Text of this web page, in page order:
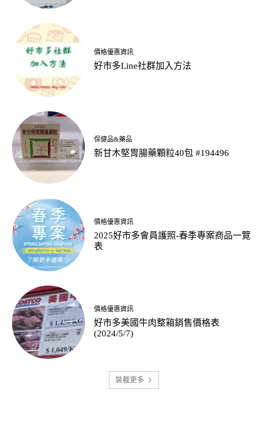
價格優惠資訊
好市多Line社群加入方法
保健品&藥品
新甘木堅胃腸藥顆粒40包 #194496
價格優惠資訊
2025好市多會員護照-春季專案商品一覽
表
價格優惠資訊
好市多美國牛肉整箱銷售價格表
(2024/5/7)
裝載更多